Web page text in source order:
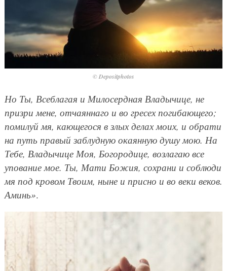
© Depositphotos
Но Ты, Всеблагая и Милосердная Владычице, не
призри мене, отчаяннаго и во гресех погибающего;
помилуй мя, кающегося в злых делах моих, и обрати
на путь правый заблудную окаянную душу мою. На
Тебе, Владычице Моя, Богородице, возлагаю все
упование мое. Ты, Мати Божия, сохрани и соблюди
мя под кровом Твоим, ныне и присно и во веки веков.
Аминь».